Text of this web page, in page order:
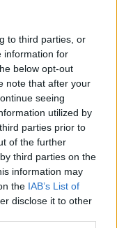
to third parties, or
information for
below opt-out
note that after your
seeing
utilized by
parties prior to
of the further
third parties on the
information may
the IAB’s List of
disclose it to other
Newsκαι
και τα
για να
αθώα,
όπως και